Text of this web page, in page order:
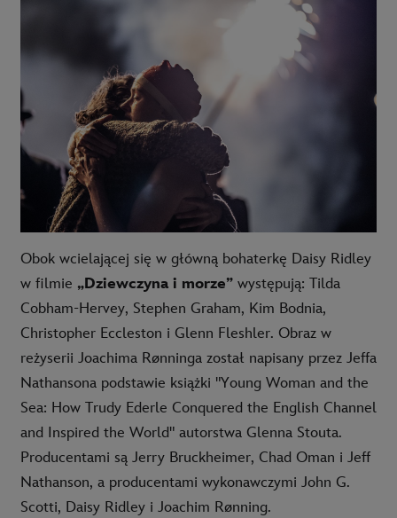
Obok wcielającej się w główną bohaterkę Daisy Ridley
w filmie „Dziewczyna i morze” występują: Tilda
Cobham-Hervey, Stephen Graham, Kim Bodnia,
Christopher Eccleston i Glenn Fleshler. Obraz w
reżyserii Joachima Rønninga został napisany przez Jeffa
Nathansona podstawie książki "Young Woman and the
Sea: How Trudy Ederle Conquered the English Channel
and Inspired the World" autorstwa Glenna Stouta.
Producentami są Jerry Bruckheimer, Chad Oman i Jeff
Nathanson, a producentami wykonawczymi John G.
Scotti, Daisy Ridley i Joachim Rønning.